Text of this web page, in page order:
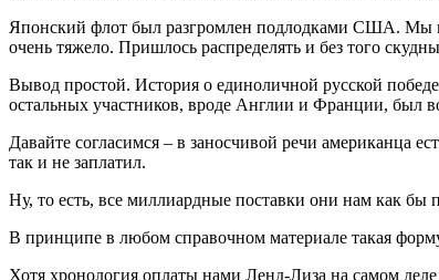
Японский флот был разгромлен подлодками США. Мы
очень тяжело. Пришлось распределять и без того
Вывод простой. История о единоличной русской
остальных участников, вроде Англии и Франции, был
Давайте согласимся – в заносчивой речи американца
так и не заплатил.
Ну, то есть, все миллиардные поставки они нам как бы
В принципе в любом справочном материале такая
Хотя хронология оплаты нами Ленд-Лиза на самом деле